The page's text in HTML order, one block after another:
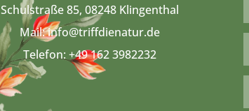
Schulstraße 85, 08248 Klingenthal
Mail:info@triffdienatur.de
Telefon: +49 162 3982232‬